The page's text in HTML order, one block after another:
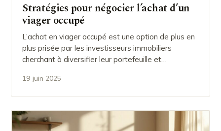
Stratégies pour négocier l’achat d’un
viager occupé
L’achat en viager occupé est une option de plus en
plus prisée par les investisseurs immobiliers
cherchant à diversifier leur portefeuille et…
19 juin 2025